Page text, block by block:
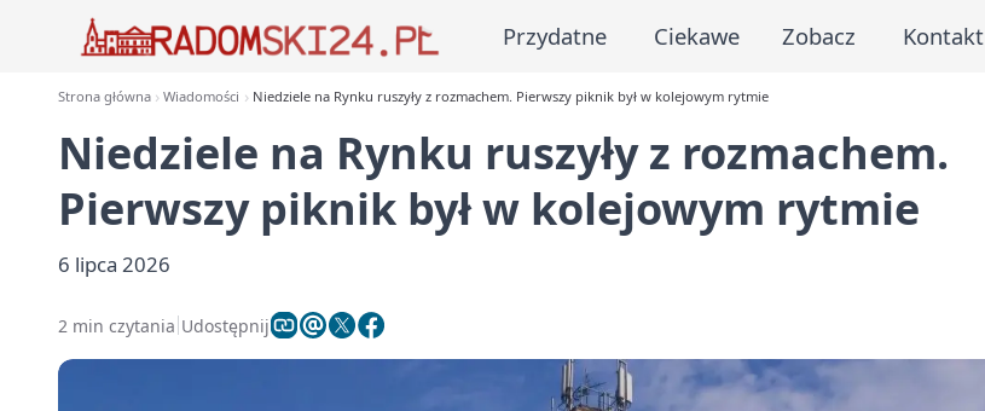
Przydatne Ciekawe Zobacz Kontakt
Strona główna Wiadomości Niedziele na Rynku ruszyły z rozmachem. Pierwszy piknik był w kolejowym rytmie
Niedziele na Rynku ruszyły z rozmachem.
Pierwszy piknik był w kolejowym rytmie
6 lipca 2026
2 min czytania Udostępnij